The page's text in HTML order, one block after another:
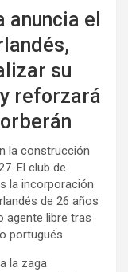
el
su
reforzará
la construcción
El club de
la incorporación
de 26 años
agente libre tras
portugués.
la zaga